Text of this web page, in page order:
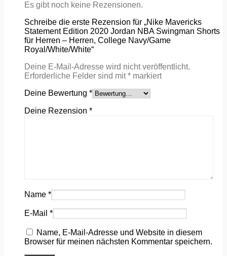
Es gibt noch keine Rezensionen.
Schreibe die erste Rezension für „Nike Mavericks
Statement Edition 2020 Jordan NBA Swingman Shorts
für Herren – Herren, College Navy/Game
Royal/White/White“
Deine E-Mail-Adresse wird nicht veröffentlicht.
Erforderliche Felder sind mit* markiert
Deine Bewertung *
Deine Rezension *
Name *
E-Mail *
Name, E-Mail-Adresse und Website in diesem
Browser für meinen nächsten Kommentar speichern.